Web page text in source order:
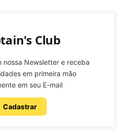
Club
nossa Newsletter e receba
em primeira mão
em seu E-mail
Cadastrar